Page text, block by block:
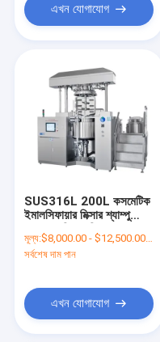
এখন যোগাযোগ
SUS316L 200L কসমেটিক
ইমালসিফায়ার মিক্সার শ্যাম্পু
জন্য
মূল্য:$8,000.00 - $12,500.00/Sets
সর্বশেষ দাম পান
এখন যোগাযোগ